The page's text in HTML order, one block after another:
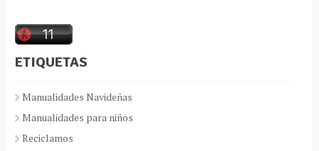
ETIQUETAS
Manualidades Navideñas
Manualidades para niños
Reciclamos